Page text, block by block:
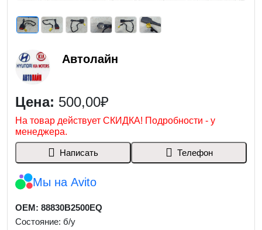
Автолайн
Цена: 500,00₽
На товар действует СКИДКА! Подробности - у
менеджера.
Написать Телефон
Мы на Avito
OEM: 88830B2500EQ
Состояние: б/у